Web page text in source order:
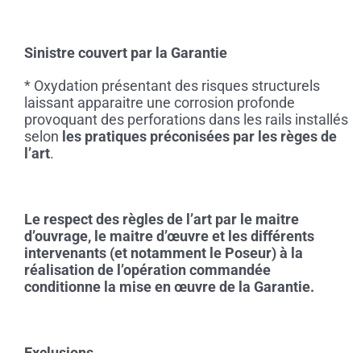
Sinistre couvert par la Garantie
* Oxydation présentant des risques structurels
laissant apparaitre une corrosion profonde
provoquant des perforations dans les rails installés
selon les pratiques préconisées par les règes de
l’art.
Le respect des règles de l’art par le maitre
d’ouvrage, le maitre d’œuvre et les différents
intervenants (et notamment le Poseur) à la
réalisation de l’opération commandée
conditionne la mise en œuvre de la Garantie.